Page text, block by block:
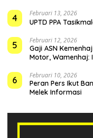
4 Februari 13, 2026
UPTD PPA
5 Februari 12, 2026
Gaji ASN
Motor, Wamenhaj:
6 Februari 10, 2026
Peran Pers Ikut
Melek Informasi